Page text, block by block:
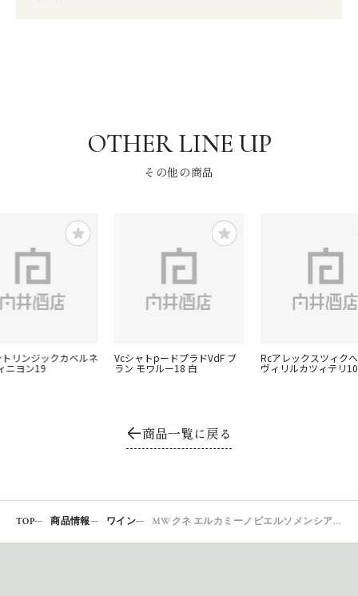
その他の商品
リンジックカベルネ
ニヨン19
VcシャトpードプラドVdF ブ
ラン モワルー18 白
Rcアレックスツィク
ヴィリルカツィテリ10
商品一覧に戻る
TOP 商品情報 ワイン MWクネ エルカミーノビエルソメンシアホーベン